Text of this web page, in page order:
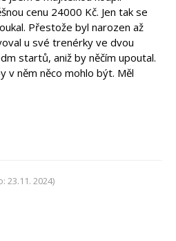
cenu 24000 Kč. Jen tak se
Přestože byl narozen až
u své trenérky ve dvou
startů, aniž by něčím upoutal.
v něm něco mohlo být. Měl
23.11. 2024)